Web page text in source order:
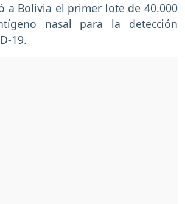
a Bolivia el primer lote de 40.000
nasal para la detección
19.